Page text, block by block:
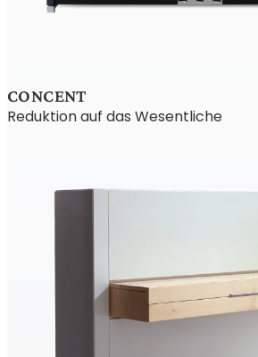
CONCENT
Reduktion auf das Wesentliche